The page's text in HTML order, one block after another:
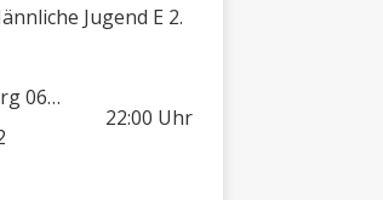
Jugend E 2.
TSV Bigge-Olsberg 06/08
22:00 Uhr